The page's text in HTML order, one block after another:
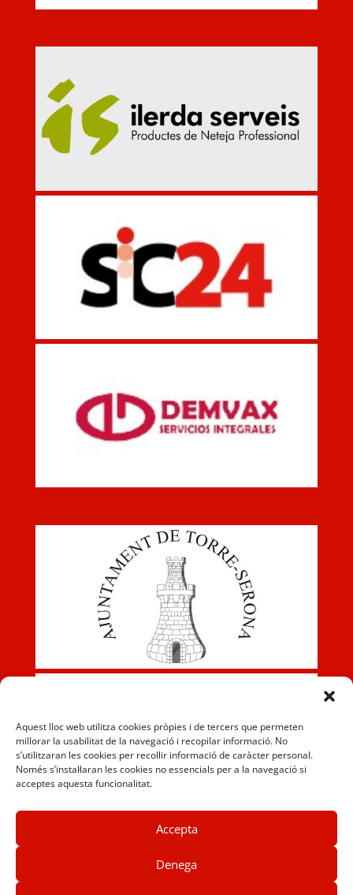
Aquest lloc web utilitza cookies pròpies i de tercers que permeten
millorar la usabilitat de la navegació i recopilar informació. No
s’utilitzaran les cookies per recollir informació de caràcter personal.
Només s’instal·laran les cookies no essencials per a la navegació si
acceptes aquesta funcionalitat.
Accepta
Denega